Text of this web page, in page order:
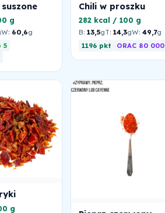
g
W: 60,6g
5
Chili w proszku
282 kcal / 100 g
B:13,5gT:14,3gW:49,7g
1196 pkt ORAC 80 000
g